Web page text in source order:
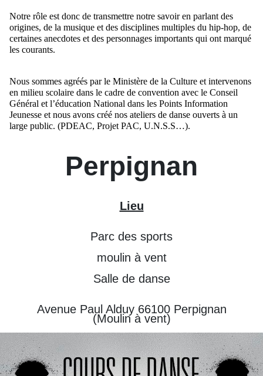
Notre rôle est donc de transmettre notre savoir en parlant des
origines, de la musique et des disciplines multiples du hip-hop, de
certaines anecdotes et des personnages importants qui ont marqué
les courants.
Nous sommes agréés par le Ministère de la Culture et intervenons
en milieu scolaire dans le cadre de convention avec le Conseil
Général et l’éducation National dans les Points Information
Jeunesse et nous avons créé nos ateliers de danse ouverts à un
large public. (PDEAC, Projet PAC, U.N.S.S…).
Perpignan
Lieu
Parc des sports
moulin à vent
Salle de danse
Avenue Paul Alduy 66100 Perpignan
(Moulin à vent)